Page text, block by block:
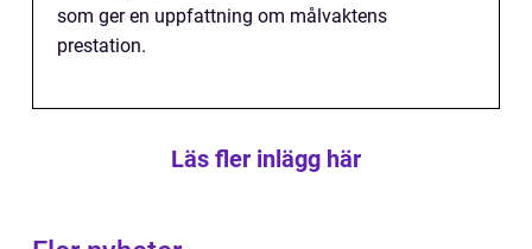
som ger en uppfattning om målvaktens
prestation.
Läs fler inlägg här